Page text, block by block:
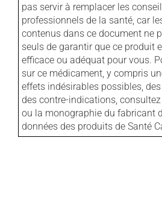
pas servir à remplacer les
professionnels de la santé, car
contenus dans ce document ne
seuls de garantir que ce produit
efficace ou adéquat pour vous.
sur ce médicament, y compris
effets indésirables possibles,
des contre-indications,
ou la monographie du fabricant
données des produits de Santé